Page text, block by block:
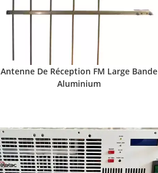
Antenne De Réception FM Large Bande
Aluminium